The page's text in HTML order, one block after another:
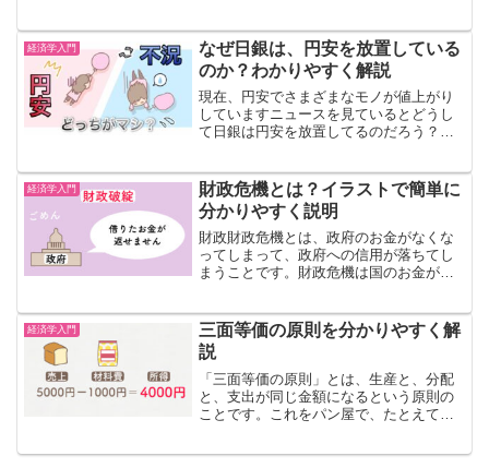
時に使います逆選択の例1逆選択の例です
中古車の販売について見...
経済学入門
なぜ日銀は、円安を放置している
のか？わかりやすく解説
現在、円安でさまざまなモノが値上がり
していますニュースを見ているとどうし
て日銀は円安を放置してるのだろう？と
ない理由について描いていきます 円安
対策ができない理由現在、...
経済学入門
財政危機とは？イラストで簡単に
分かりやすく説明
財政財政危機とは、政府のお金がなくな
ってしまって、政府への信用が落ちてし
まうことです。財政危機は国のお金がな
政」といいます。財政は「みんなの税金
や国債など」でできていま...
経済学入門
三面等価の原則を分かりやすく解
説
「三面等価の原則」とは、生産と、分配
と、支出が同じ金額になるという原則の
ことです。これをパン屋で、たとえてみ